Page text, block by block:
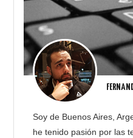
Soy de Buenos Aires,
he tenido pasión por las